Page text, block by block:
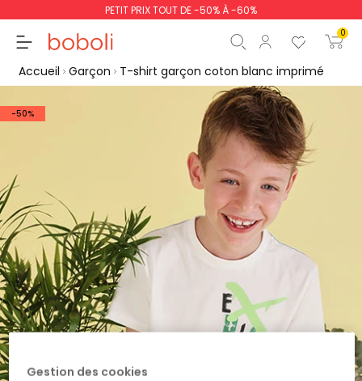
PETIT PRIX TOUT DE -50% À -60%
0
Total
poursuit Commencer la
Accueil Garçon T-shirt garçon coton blanc imprimé
-50%
Gestion des cookies